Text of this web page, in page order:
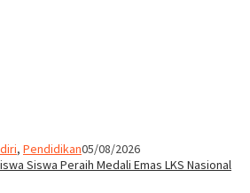
, Pendidikan05/08/2026
Siswa Peraih Medali Emas LKS Nasional